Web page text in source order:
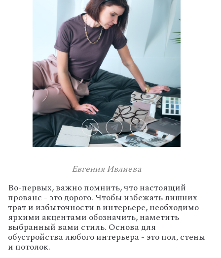
Евгения Ивлиева
Во-первых, важно помнить, что настоящий
прованс - это дорого. Чтобы избежать лишних
трат и избыточности в интерьере, необходимо
яркими акцентами обозначить, наметить
выбранный вами стиль. Основа для
обустройства любого интерьера - это пол, стены
и потолок.